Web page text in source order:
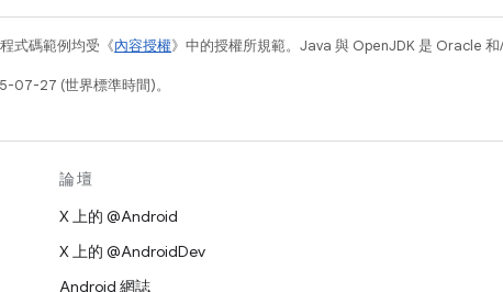
式碼範例均受《內容授權》中的授權所規範。Java 與 OpenJDK 是 Oracle 和
07-27 (世界標準時間)。
論壇
X 上的 @Android
X 上的 @AndroidDev
Android 網誌